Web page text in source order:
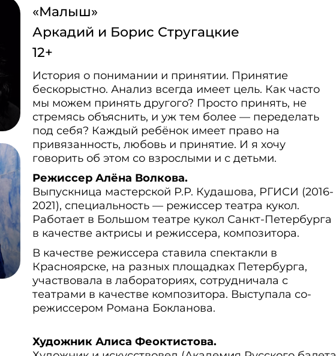
«Малыш»
Аркадий и Борис Стругацкие
12+
История о понимании и принятии. Принятие
бескорыстно. Анализ всегда имеет цель. Как часто
мы можем принять другого? Просто принять, не
стремясь объяснить, и уж тем более — переделать
под себя? Каждый ребёнок имеет право на
привязанность, любовь и принятие. И я хочу
говорить об этом со взрослыми и с детьми.
Режиссер Алёна Волкова.
Выпускница мастерской Р.Р. Кудашова, РГИСИ (2016-
2021), специальность — режиссер театра кукол.
Работает в Большом театре кукол Санкт-Петербурга
в качестве актрисы и режиссера, композитора.
В качестве режиссера ставила спектакли в
Красноярске, на разных площадках Петербурга,
участвовала в лабораториях, сотрудничала с
театрами в качестве композитора. Выступала со-
режиссером Романа Бокланова.
Художник Алиса Феоктистова.